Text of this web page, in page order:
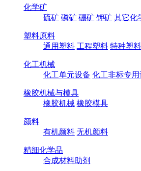
化学矿
硫矿 磷矿 硼矿 钾矿 其它化
塑料原料
通用塑料 工程塑料 特种塑料
化工机械
化工单元设备 化工非标专用
橡胶机械与模具
橡胶机械 橡胶模具
颜料
有机颜料 无机颜料
精细化学品
合成材料助剂